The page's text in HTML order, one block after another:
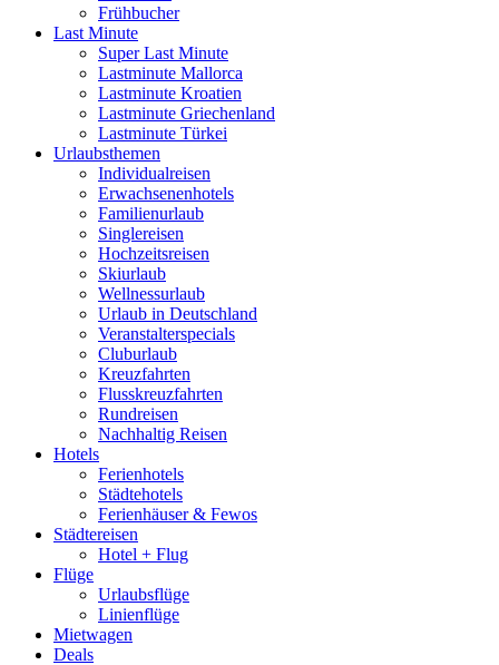
Frühbucher
Last Minute
Super Last Minute
Lastminute Mallorca
Lastminute Kroatien
Lastminute Griechenland
Lastminute Türkei
Urlaubsthemen
Individualreisen
Erwachsenenhotels
Familienurlaub
Singlereisen
Hochzeitsreisen
Skiurlaub
Wellnessurlaub
Urlaub in Deutschland
Veranstalterspecials
Cluburlaub
Kreuzfahrten
Flusskreuzfahrten
Rundreisen
Nachhaltig Reisen
Hotels
Ferienhotels
Städtehotels
Ferienhäuser & Fewos
Städtereisen
Hotel + Flug
Flüge
Urlaubsflüge
Linienflüge
Mietwagen
Deals